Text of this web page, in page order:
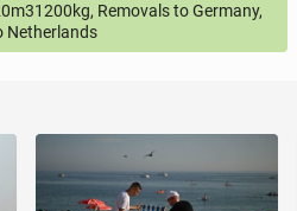
Removals to Germany,
Netherlands